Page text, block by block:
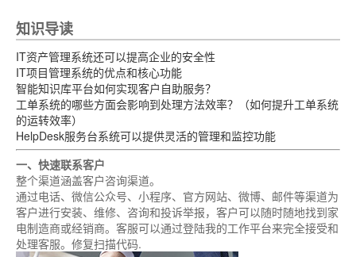
知识导读
IT资产管理系统还可以提高企业的安全性
IT项目管理系统的优点和核心功能
智能知识库平台如何实现客户自助服务？
工单系统的哪些方面会影响到处理方法效率？（如何提升工单系统
的运转效率）
HelpDesk服务台系统可以提供灵活的管理和监控功能
一、快速联系客户
整个渠道涵盖客户咨询渠道。
通过电话、微信公众号、小程序、官方网站、微博、邮件等渠道为
客户进行安装、维修、咨询和投诉举报，客户可以随时随地找到家
电制造商或经销商。客服可以通过登陆我的工作平台来完全接受和
处理客服。修复扫描代码.